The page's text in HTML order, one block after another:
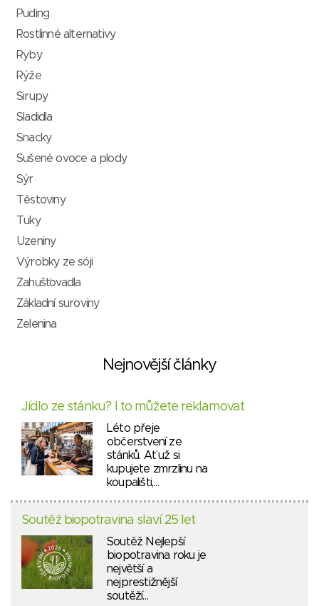
Puding
Rostlinné alternativy
Ryby
Rýže
Sirupy
Sladidla
Snacky
Sušené ovoce a plody
Sýr
Těstoviny
Tuky
Uzeniny
Výrobky ze sóji
Zahušťovadla
Základní suroviny
Zelenina
Nejnovější články
Jídlo ze stánku? I to můžete reklamovat
Léto přeje
občerstvení ze
stánků. Ať už si
kupujete zmrzlinu na
koupališti,…
Soutěž biopotravina slaví 25 let
Soutěž Nejlepší
biopotravina roku je
největší a
nejprestižnější
soutěží…